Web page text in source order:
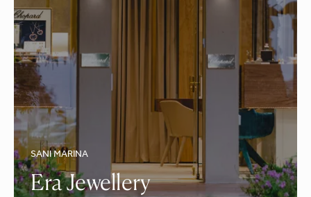
SANI MARINA
Era Jewellery